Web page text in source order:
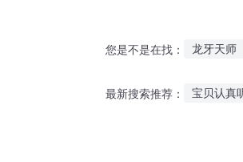
您是不是在找： 龙牙天师
最新搜索推荐： 宝贝认真